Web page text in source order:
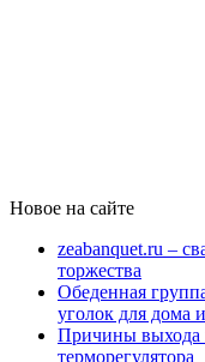
Новое на сайте
zeabanquet.ru –
торжества
Обеденная
уголок для дома
Причины выхода
терморегулятора